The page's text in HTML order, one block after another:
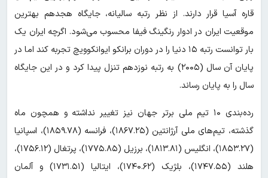
قاره آسیا قرار دارند. از نظر رتبه سالیانه، جایگاه هجدهم بهترین
موقعیت ایران در ادوار رنگینگ فیفا محسوب می‌شود. اگرچه ایران یک
بار توانست رتبه ۱۵ دنیا را در دوران برانکو ایوانکوویچ تجربه کند اما در
پایان آن سال (۲۰۰۵) به رتبه نوزدهم تنزل پیدا کرد و در این جایگاه
سال را به پایان رساند.
رده‌بندی ۱۰ تیم ملی برتر جهان نیز تغییر نداشته و همچون ماه
گذشته، تیم‌های ملی آرژانتین (۱۸۶۷.۲۵)، فرانسه (۱۸۵۹.۷۸)، اسپانیا
(۱۸۵۳.۲۷)، انگلیس (۱۸۱۳.۸۱)، برزیل (۱۷۷۵.۸۵)، پرتغال (۱۷۵۶.۱۲)،
هلند (۱۷۴۷.۵۵)، بلژیک (۱۷۴۰.۶۲)، ایتالیا (۱۷۳۱.۵۱) و آلمان